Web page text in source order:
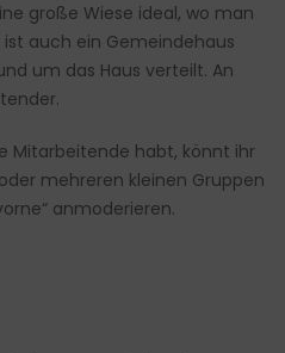
große Wiese ideal, wo man
auch ein Gemeindehaus
um das Haus verteilt. An
Mitarbeitende habt, könnt ihr
mehreren kleinen Gruppen
anmoderieren.